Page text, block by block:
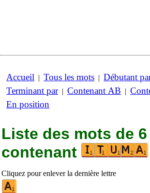
Accueil | Tous les mots | Débutant
Terminant par| Contenant AB |
En position
Liste des mots de
contenant
Cliquez pour enlever la dernière lettre